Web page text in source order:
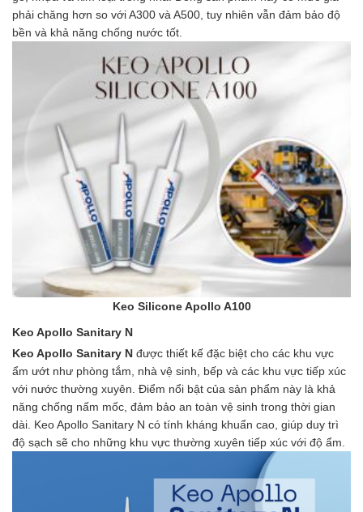
phải chăng hơn so với A300 và A500, tuy nhiên vẫn đảm bảo độ
bền và khả năng chống nước tốt.
Keo Silicone Apollo A100
Keo Apollo Sanitary N
Keo Apollo Sanitary N được thiết kế đặc biệt cho các khu vực
ẩm ướt như phòng tắm, nhà vệ sinh, bếp và các khu vực tiếp xúc
với nước thường xuyên. Điểm nổi bật của sản phẩm này là khả
năng chống nấm mốc, đảm bảo an toàn vệ sinh trong thời gian
dài. Keo Apollo Sanitary N có tính kháng khuẩn cao, giúp duy trì
độ sạch sẽ cho những khu vực thường xuyên tiếp xúc với độ ẩm.